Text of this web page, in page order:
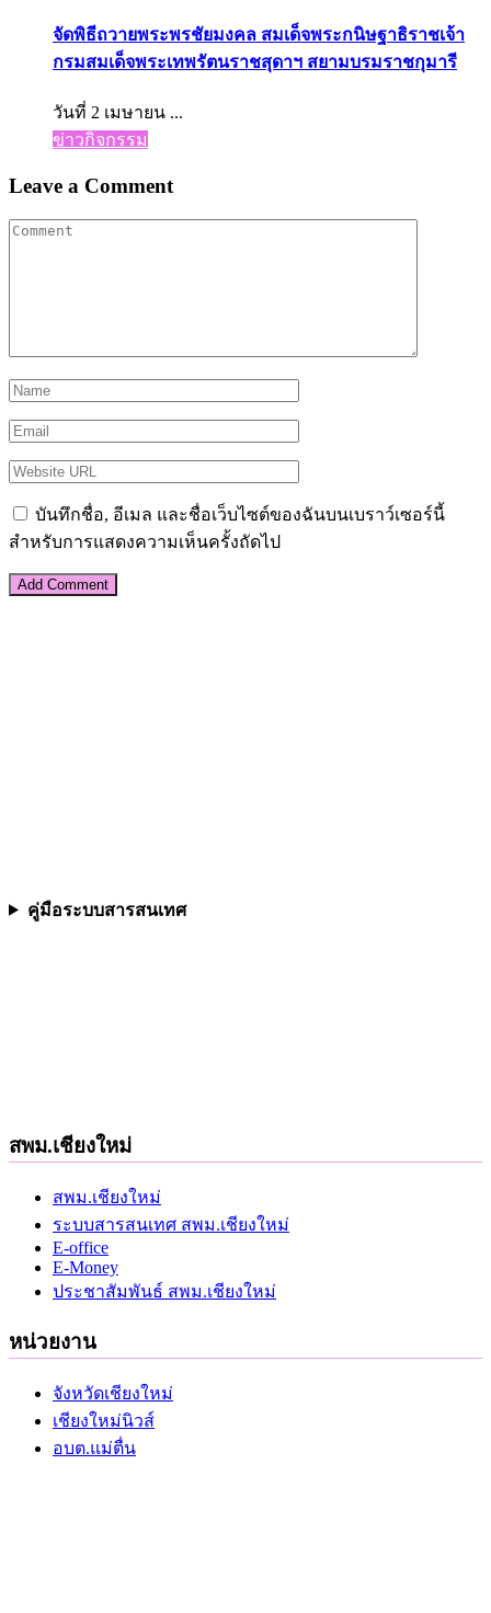
จัดพิธีถวายพระพรชัยมงคล สมเด็จพระกนิษฐาธิราชเจ้า
กรมสมเด็จพระเทพรัตนราชสุดาฯ สยามบรมราชกุมารี
วันที่ 2 เมษายน ...
ข่าวกิจกรรม
Leave a Comment
บันทึกชื่อ, อีเมล และชื่อเว็บไซต์ของฉันบนเบราว์เซอร์นี้
สำหรับการแสดงความเห็นครั้งถัดไป
คู่มือระบบสารสนเทศ
สพม.เชียงใหม่
สพม.เชียงใหม่
ระบบสารสนเทศ สพม.เชียงใหม่
E-office
E-Money
ประชาสัมพันธ์ สพม.เชียงใหม่
หน่วยงาน
จังหวัดเชียงใหม่
เชียงใหม่นิวส์
อบต.แม่ตื่น